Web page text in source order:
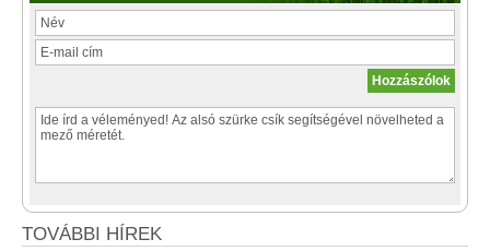
TOVÁBBI HÍREK